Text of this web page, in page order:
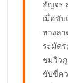
สัญจร
เมื่อขับ
ทางลา
ระมัดร
ชมวิว
ขับขี่คว